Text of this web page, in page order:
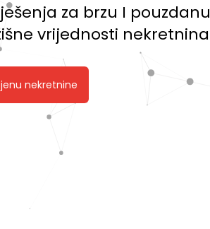
za brzu I pouzdanu
vrijednosti nekretnina